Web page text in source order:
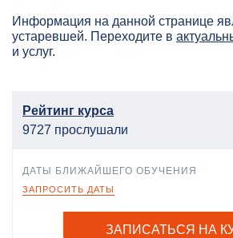
Информация на данной странице
устаревшей. Переходите в
и услуг.
Рейтинг курса
9727 прослушали
ДАТЫ БЛИЖАЙШЕГО ОБУЧЕНИЯ
ЗАПРОСИТЬ ДАТЫ
ЗАПИСАТЬСЯ НА